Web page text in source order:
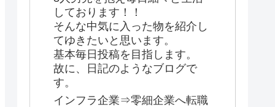
しております！！
そんな中気に入った物を紹介し
てゆきたいと思います。
基本毎日投稿を目指します。
故に、日記のようなブログで
す。
インフラ企業⇒零細企業へ転職